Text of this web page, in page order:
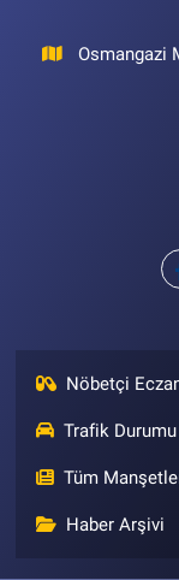
Osmangazi
Nöbetçi
Trafik Durumu
Tüm
Haber Arşivi